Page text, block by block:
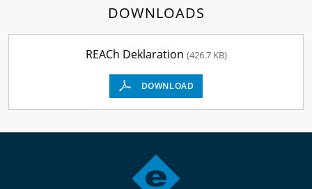
DOWNLOADS
REACh Deklaration (426.7 KB)
DOWNLOAD